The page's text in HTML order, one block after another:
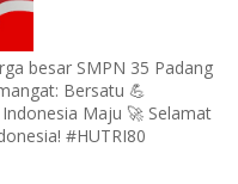
besar SMPN 35 Padang
Bersatu 💪
Maju 🚀 Selamat
#HUTRI80